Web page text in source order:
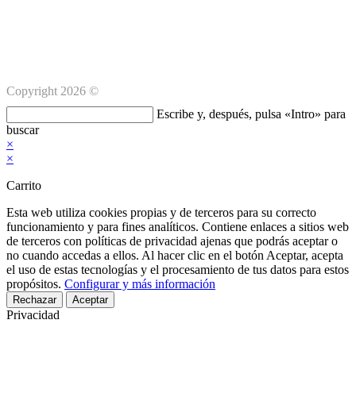
Copyright 2026 ©
en
esta
web
Escribe y, después, pulsa «Intro» para
buscar
×
×
Carrito
Esta web utiliza cookies propias y de terceros para su correcto
funcionamiento y para fines analíticos. Contiene enlaces a sitios web
de terceros con políticas de privacidad ajenas que podrás aceptar o
no cuando accedas a ellos. Al hacer clic en el botón Aceptar, acepta
el uso de estas tecnologías y el procesamiento de tus datos para estos
propósitos. Configurar y más información
Rechazar Aceptar
Privacidad